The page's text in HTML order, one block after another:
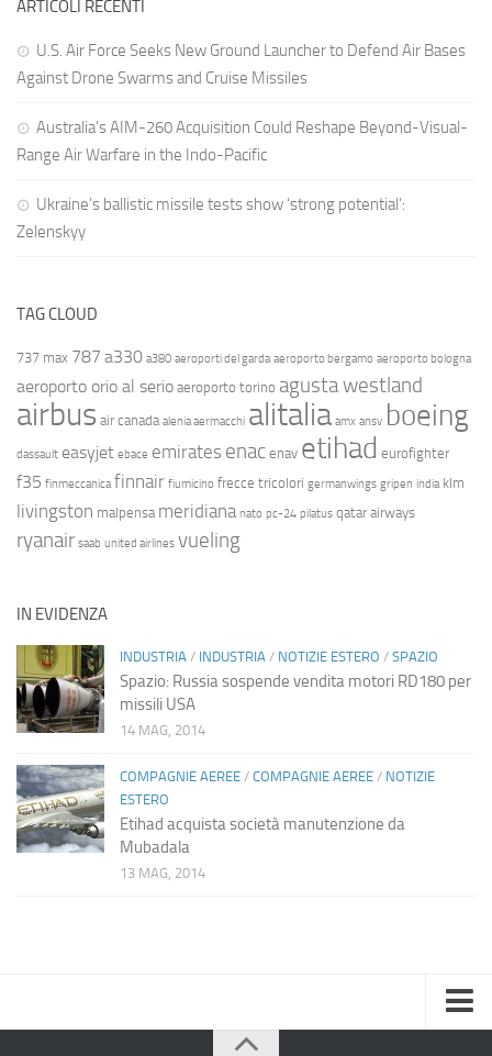
ARTICOLI RECENTI
U.S. Air Force Seeks New Ground Launcher to Defend Air Bases
Against Drone Swarms and Cruise Missiles
Australia’s AIM-260 Acquisition Could Reshape Beyond-Visual-
Range Air Warfare in the Indo-Pacific
Ukraine’s ballistic missile tests show ‘strong potential’:
Zelenskyy
TAG CLOUD
737 max 787 a330 a380 aeroporti del garda aeroporto bergamo aeroporto bologna
aeroporto orio al serio aeroporto torino agusta westland
airbus air canada alenia aermacchi alitalia amx ansv boeing
dassault easyjet ebace emirates enac enav etihad eurofighter
f35 finmeccanica finnair fiumicino frecce tricolori germanwings gripen india klm
livingston malpensa meridiana nato pc-24 pilatus qatar airways
ryanair saab united airlines vueling
IN EVIDENZA
INDUSTRIA / INDUSTRIA / NOTIZIE ESTERO / SPAZIO
Spazio: Russia sospende vendita motori RD180 per
missili USA
14 MAG, 2014
COMPAGNIE AEREE / COMPAGNIE AEREE / NOTIZIE
ESTERO
Etihad acquista società manutenzione da
Mubadala
13 MAG, 2014